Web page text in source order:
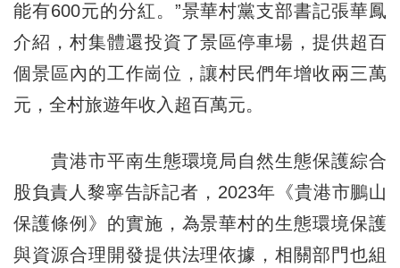
能有600元的分紅。”景華村黨支部書記張華鳳
介紹，村集體還投資了景區停車場，提供超百
個景區內的工作崗位，讓村民們年增收兩三萬
元，全村旅遊年收入超百萬元。
貴港市平南生態環境局自然生態保護綜合
股負責人黎寧告訴記者，2023年《貴港市鵬山
保護條例》的實施，為景華村的生態環境保護
與資源合理開發提供法理依據，相關部門也組